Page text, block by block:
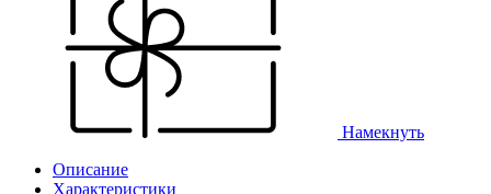
Намекнуть
Описание
Характеристики